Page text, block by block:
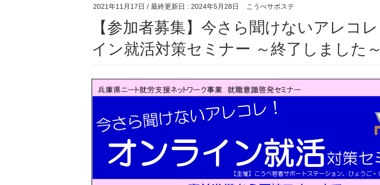
2021年11月17日 / 最終更新日 : 2024年5月28日 こうべサポステ
【参加者募集】今さら聞けないアレコレ！オンラ
イン就活対策セミナー ～終了しました～